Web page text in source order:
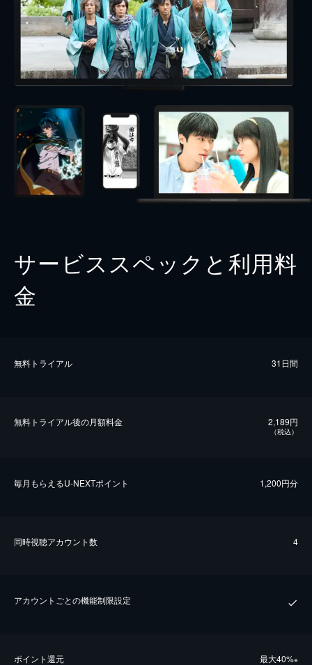
サービススペックと利用料
金
無料トライアル 31日間
無料トライアル後の⽉額料金 2,189円
（税込）
毎⽉もらえるU-NEXTポイント 1,200円分
同時視聴アカウント数 4
アカウントごとの機能制限設定
ポイント還元 最⼤40%※